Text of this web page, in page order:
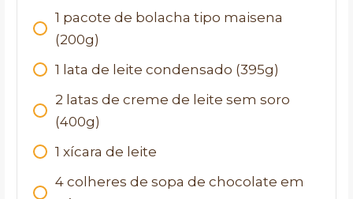
1 pacote de bolacha tipo maisena
(200g)
1 lata de leite condensado (395g)
2 latas de creme de leite sem soro
(400g)
1 xícara de leite
4 colheres de sopa de chocolate em